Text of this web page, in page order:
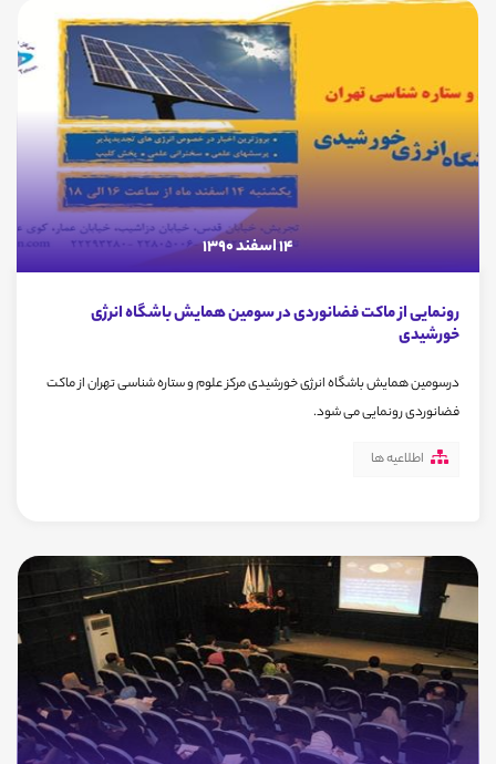
14 اسفند 1390
رونمایی از ماکت فضانوردی در سومین همایش باشگاه انرژی
خورشیدی
درسومین همایش باشگاه انرژی خورشیدی مرکز علوم و ستاره شناسی تهران از ماکت
فضانوردی رونمایی می شود.
اطلاعیه ها